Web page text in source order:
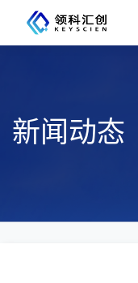
新闻动态